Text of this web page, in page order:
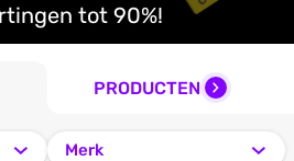
tot 90%!
PRODUCTEN
Merk